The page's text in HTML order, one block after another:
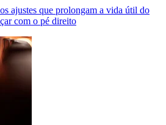
ajustes que prolongam a vida útil do
com o pé direito